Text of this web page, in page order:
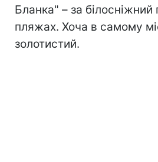
Бланка" – за білосніжний
пляжах. Хоча в самому
золотистий.